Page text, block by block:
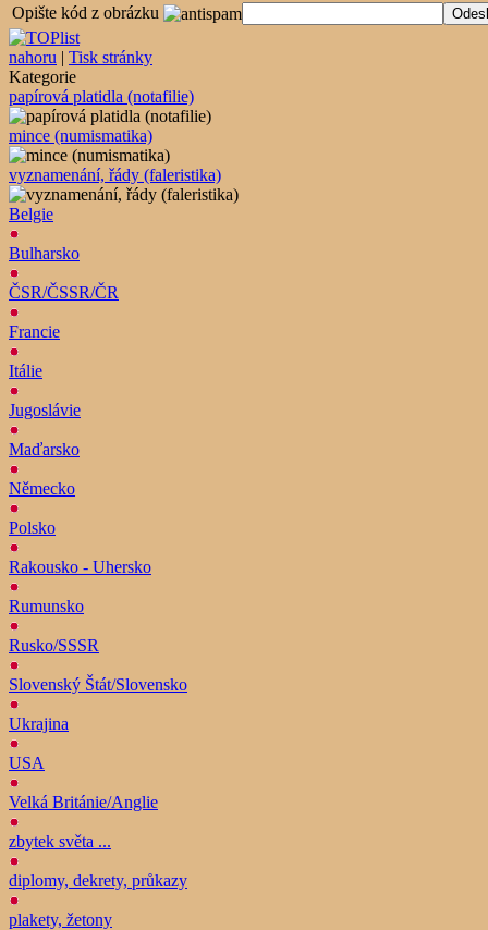
Opište kód z obrázku
nahoru | Tisk stránky
Kategorie
papírová platidla (notafilie)
mince (numismatika)
vyznamenání, řády (faleristika)
Belgie
Bulharsko
ČSR/ČSSR/ČR
Francie
Itálie
Jugoslávie
Maďarsko
Německo
Polsko
Rakousko - Uhersko
Rumunsko
Rusko/SSSR
Slovenský Štát/Slovensko
Ukrajina
USA
Velká Británie/Anglie
zbytek světa ...
diplomy, dekrety, průkazy
plakety, žetony